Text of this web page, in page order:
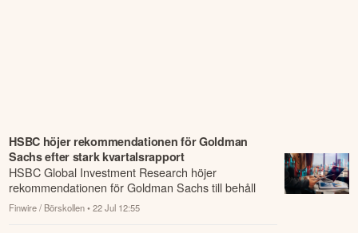
HSBC höjer rekommendationen för Goldman
Sachs efter stark kvartalsrapport
HSBC Global Investment Research höjer
rekommendationen för Goldman Sachs till behåll
från minska efter bolagets rapport för andra
kvartalet.
Finwire / Börskollen • 22 Jul 12:55